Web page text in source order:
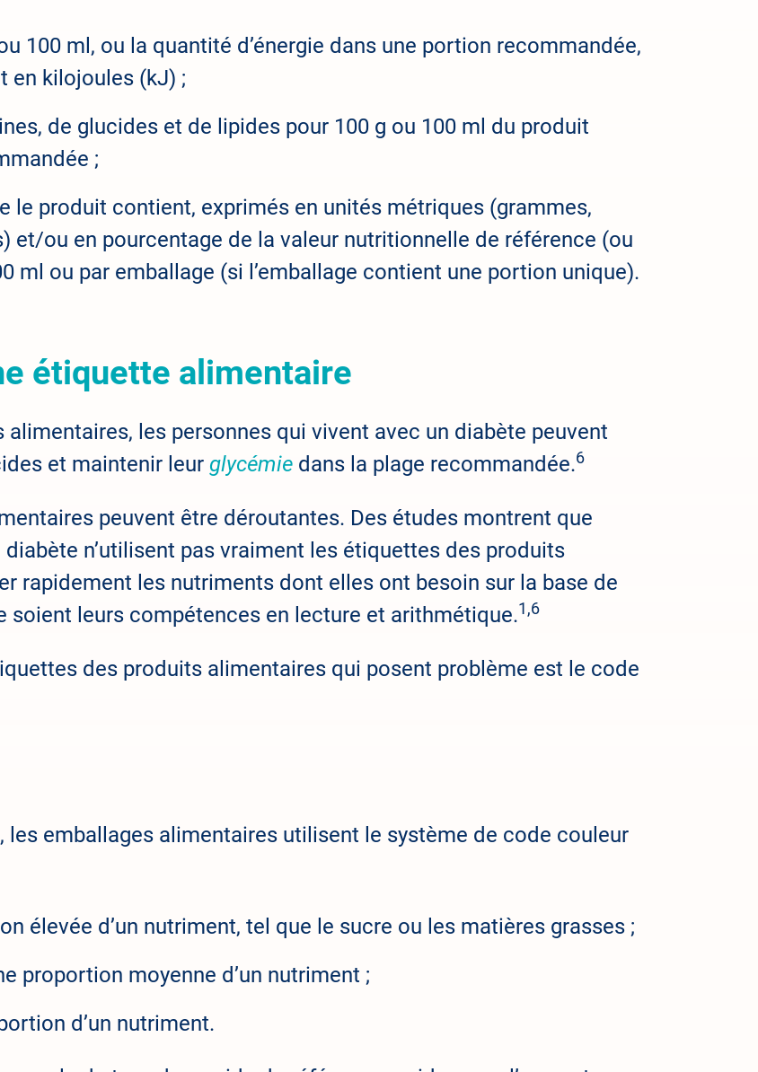
100 ml, ou la quantité d’énergie dans une portion recommandée,
en kilojoules (kJ) ;
de glucides et de lipides pour 100 g ou 100 ml du produit
;
le produit contient, exprimés en unités métriques (grammes,
et/ou en pourcentage de la valeur nutritionnelle de référence (ou
ml ou par emballage (si l’emballage contient une portion unique).
étiquette alimentaire
les personnes qui vivent avec un diabète peuvent
et maintenir leur glycémie dans la plage recommandée.6
peuvent être déroutantes. Des études montrent que
n’utilisent pas vraiment les étiquettes des produits
rapidement les nutriments dont elles ont besoin sur la base de
soient leurs compétences en lecture et arithmétique.1,6
des produits alimentaires qui posent problème est le code
les emballages alimentaires utilisent le système de code couleur
élevée d’un nutriment, tel que le sucre ou les matières grasses ;
proportion moyenne d’un nutriment ;
d’un nutriment.